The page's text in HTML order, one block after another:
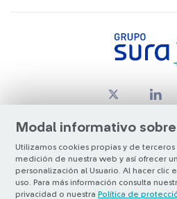
Modal informativo
Utilizamos cookies propias y de
medición de nuestra web y así ofrecer
personalización al Usuario. Al hacer clic
uso. Para más información consulta
privacidad o nuestra Política de
© Copyright Grupo